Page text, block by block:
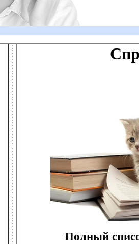
Полный